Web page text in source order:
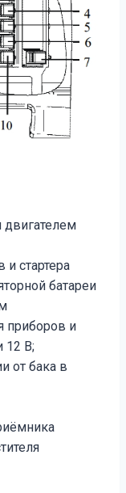
двигателем
стартера
батареи
приборов и
12 В;
от бака в